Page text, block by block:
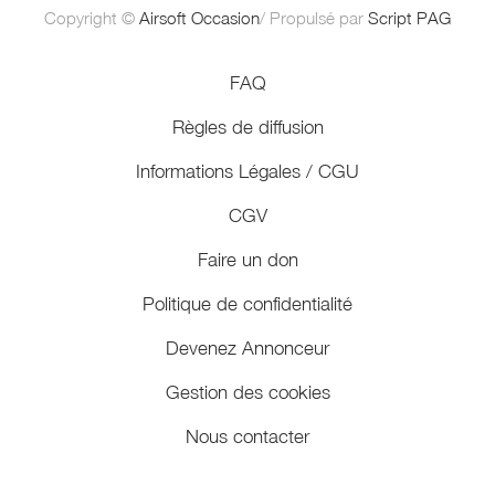
Copyright © Airsoft Occasion/ Propulsé par Script PAG
FAQ
Règles de diffusion
Informations Légales / CGU
CGV
Faire un don
Politique de confidentialité
Devenez Annonceur
Gestion des cookies
Nous contacter